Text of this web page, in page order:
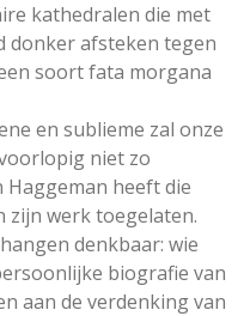
kathedralen die met
donker afsteken tegen
soort fata morgana
en sublieme zal onze
niet zo
heeft die
zijn werk toegelaten.
denkbaar: wie
biografie van
aan de verdenking van